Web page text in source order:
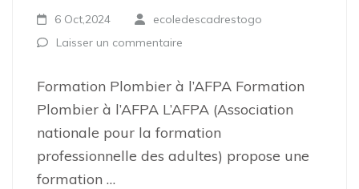
6 Oct,2024
ecoledescadrestogo
Laisser un commentaire
Formation Plombier à l’AFPA Formation
Plombier à l’AFPA L’AFPA (Association
nationale pour la formation
professionnelle des adultes) propose une
formation …